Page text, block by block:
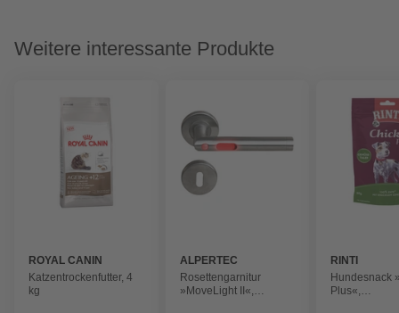
Weitere interessante Produkte
ROYAL CANIN
Katzentrockenfutter, 4
kg
ALPERTEC
Rosettengarnitur
»MoveLight II«,
RINTI
Hundesnack
Plus«,